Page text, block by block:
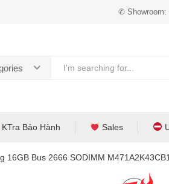
✆ Showroom:
KTra Bảo Hành Sales
16GB Bus 2666 SODIMM